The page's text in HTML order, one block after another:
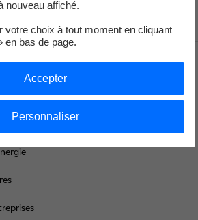
Haut de page
Groupe
nouveau affiché.
votre choix à tout moment en cliquant
en bas de page.
Personnaliser
Accepter